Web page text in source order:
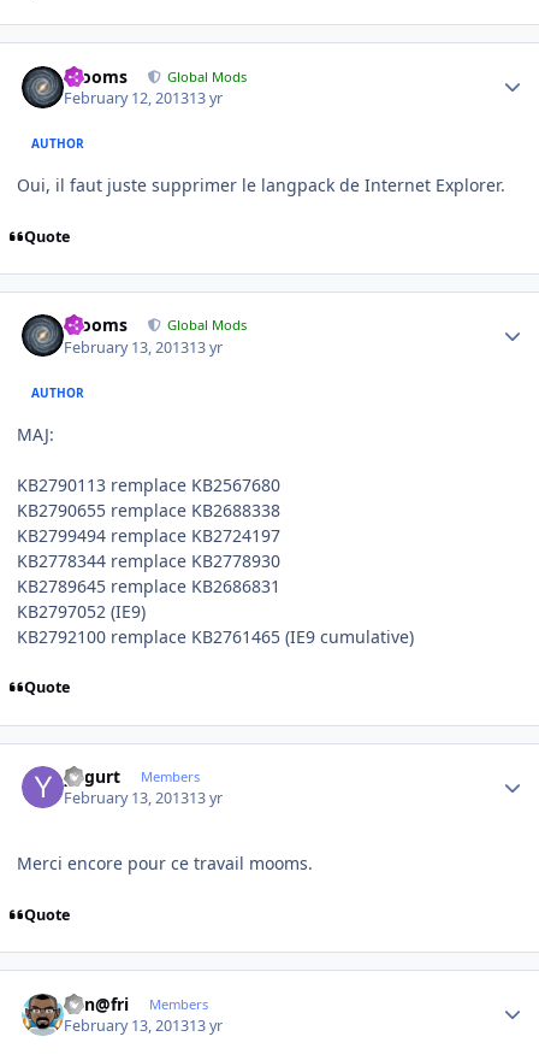
mooms Global Mods
February 12, 201313 yr
AUTHOR
Oui, il faut juste supprimer le langpack de Internet Explorer.
Quote
mooms Global Mods
February 13, 201313 yr
AUTHOR
MAJ:
KB2790113 remplace KB2567680
KB2790655 remplace KB2688338
KB2799494 remplace KB2724197
KB2778344 remplace KB2778930
KB2789645 remplace KB2686831
KB2797052 (IE9)
KB2792100 remplace KB2761465 (IE9 cumulative)
Quote
yogurt Members
February 13, 201313 yr
Merci encore pour ce travail mooms.
Quote
Ken@fri Members
February 13, 201313 yr